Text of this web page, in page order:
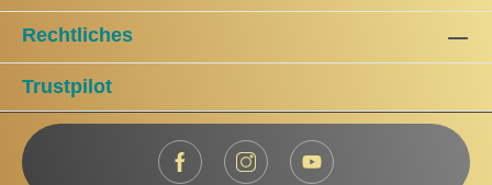
Rechtliches
Trustpilot